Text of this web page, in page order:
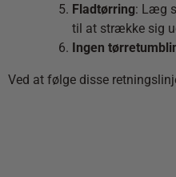
Fladtørring: Læg
til at strække sig
Ingen
Ved at følge disse